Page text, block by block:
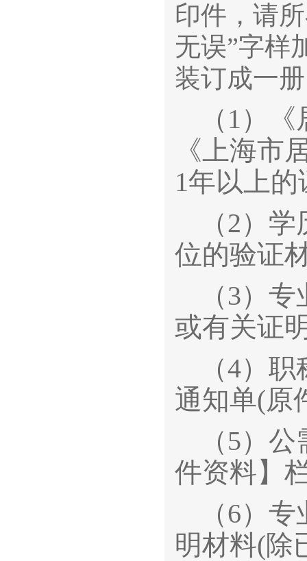
印件，请
无误”字样
装订成一
（1）
《上海市
1年以上的
（2）
位的验证
（3）
或有关证
（4）
通知单(原
（5）
件资料】
（6）
明材料(除